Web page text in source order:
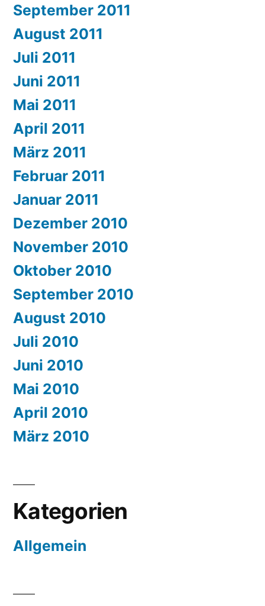
September 2011
August 2011
Juli 2011
Juni 2011
Mai 2011
April 2011
März 2011
Februar 2011
Januar 2011
Dezember 2010
November 2010
Oktober 2010
September 2010
August 2010
Juli 2010
Juni 2010
Mai 2010
April 2010
März 2010
Kategorien
Allgemein